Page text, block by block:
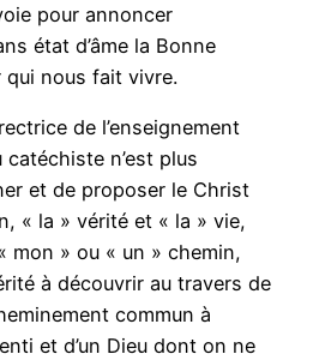
pour annoncer
état d’âme la Bonne
qui nous fait vivre.
de l’enseignement
catéchiste n’est plus
et de proposer le Christ
« la » vérité et « la » vie,
mon » ou « un » chemin,
à découvrir au travers de
commun à
et d’un Dieu dont on ne